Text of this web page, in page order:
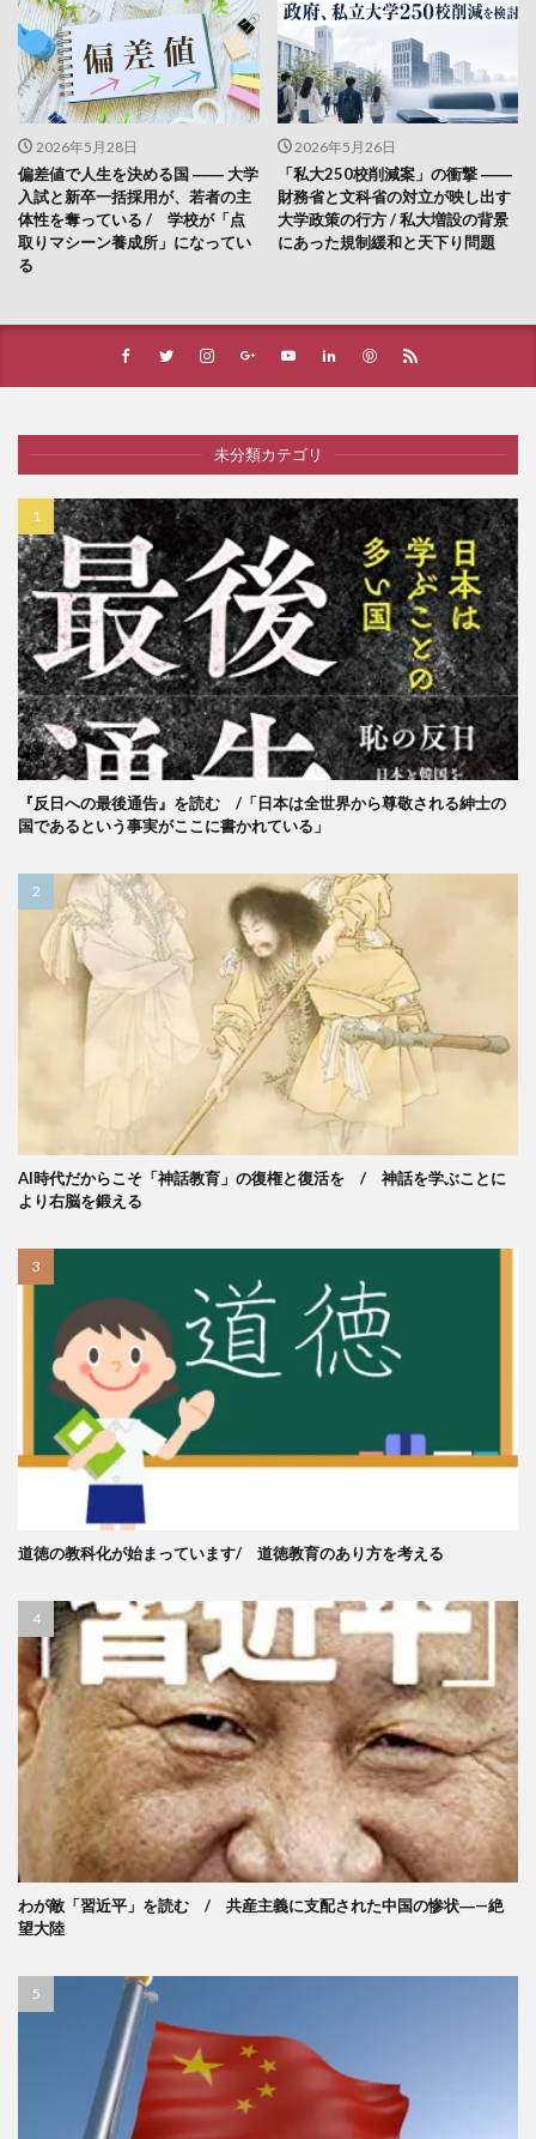
2026年5月28日
偏差値で人生を決める国 ―― 大学
入試と新卒一括採用が、若者の主
体性を奪っている / 学校が「点
取りマシーン養成所」になってい
る
2026年5月26日
「私大250校削減案」の衝撃 ――
財務省と文科省の対立が映し出す
大学政策の行方 / 私大増設の背景
にあった規制緩和と天下り問題
未分類カテゴリ
『反日への最後通告』を読む /「日本は全世界から尊敬される紳士の
国であるという事実がここに書かれている」
AI時代だからこそ「神話教育」の復権と復活を / 神話を学ぶことに
より右脳を鍛える
道徳の教科化が始まっています/ 道徳教育のあり方を考える
わが敵「習近平」を読む / 共産主義に支配された中国の惨状―—絶
望大陸